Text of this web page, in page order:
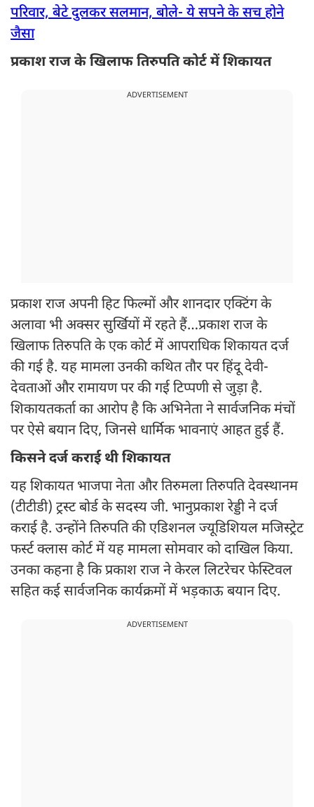
परिवार, बेटे दुलकर सलमान, बोले- ये सपने के सच होने
जैसा
प्रकाश राज के खिलाफ तिरुपति कोर्ट में शिकायत
ADVERTISEMENT
प्रकाश राज अपनी हिट फिल्मों और शानदार एक्टिंग के
अलावा भी अक्सर सुर्खियों में रहते हैं…प्रकाश राज के
खिलाफ तिरुपति के एक कोर्ट में आपराधिक शिकायत दर्ज
की गई है. यह मामला उनकी कथित तौर पर हिंदू देवी-
देवताओं और रामायण पर की गई टिप्पणी से जुड़ा है.
शिकायतकर्ता का आरोप है कि अभिनेता ने सार्वजनिक मंचों
पर ऐसे बयान दिए, जिनसे धार्मिक भावनाएं आहत हुई हैं.
किसने दर्ज कराई थी शिकायत
यह शिकायत भाजपा नेता और तिरुमला तिरुपति देवस्थानम
(टीटीडी) ट्रस्ट बोर्ड के सदस्य जी. भानुप्रकाश रेड्डी ने दर्ज
कराई है. उन्होंने तिरुपति की एडिशनल ज्यूडिशियल मजिस्ट्रेट
फर्स्ट क्लास कोर्ट में यह मामला सोमवार को दाखिल किया.
उनका कहना है कि प्रकाश राज ने केरल लिटरेचर फेस्टिवल
सहित कई सार्वजनिक कार्यक्रमों में भड़काऊ बयान दिए.
ADVERTISEMENT